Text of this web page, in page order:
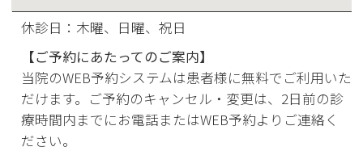
休診日：木曜、日曜、祝日
【ご予約にあたってのご案内】
当院のWEB予約システムは患者様に無料でご利用いた
だけます。ご予約のキャンセル・変更は、2日前の診
療時間内までにお電話またはWEB予約よりご連絡く
ださい。